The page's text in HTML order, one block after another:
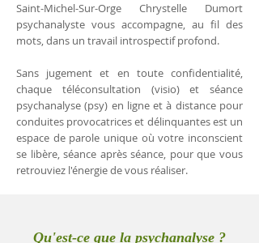
Saint-Michel-Sur-Orge Chrystelle Dumort
psychanalyste vous accompagne, au fil des
mots, dans un travail introspectif profond.
Sans jugement et en toute confidentialité,
chaque téléconsultation (visio) et séance
psychanalyse (psy) en ligne et à distance pour
conduites provocatrices et délinquantes est un
espace de parole unique où votre inconscient
se libère, séance après séance, pour que vous
retrouviez l'énergie de vous réaliser.
Qu'est-ce que la psychanalyse ?